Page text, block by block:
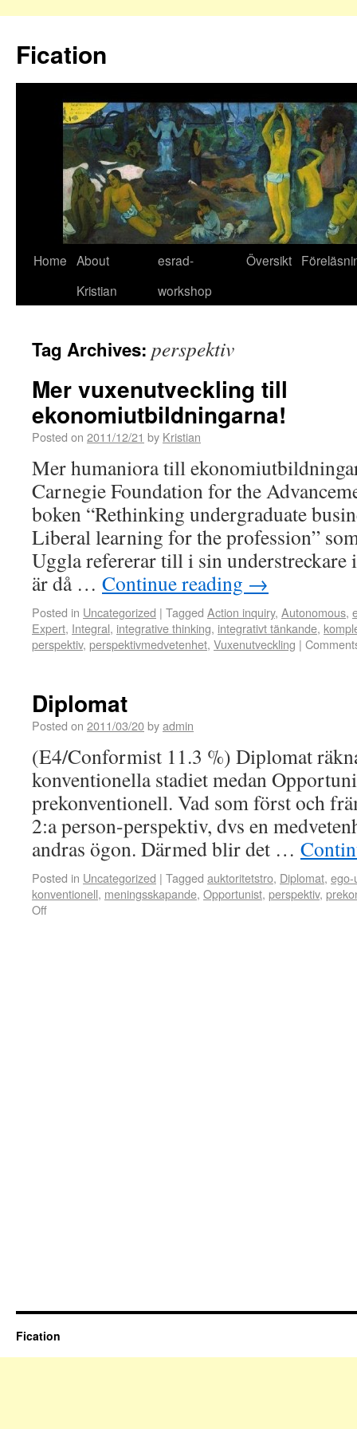
Fication
Home About
Kristian
esrad-
workshop
Översikt
Tag Archives: perspektiv
Mer vuxenutveckling till
ekonomiutbildningarna!
Posted on 2011/12/21 by Kristian
Mer humaniora till
Carnegie Foundation for the
boken “Rethinking undergraduate
Liberal learning for the profession”
Uggla refererar till i sin understreckare
är då … Continue reading →
Posted in Uncategorized | Tagged Action inquiry, Autonomous,
Expert, Integral, integrative thinking, integrativt tänkande,
perspektiv, perspektivmedvetenhet, Vuxenutveckling |
Diplomat
Posted on 2011/03/20byadmin
(E4/Conformist 11.3 %) Diplomat
konventionella stadiet medan
prekonventionell. Vad som först och
2:a person-perspektiv, dvs en
andras ögon. Därmed blir det …
Posted in Uncategorized | Tagged auktoritetstro, Diplomat, ego-
konventionell, meningsskapande, Opportunist, perspektiv,
Off
Fication